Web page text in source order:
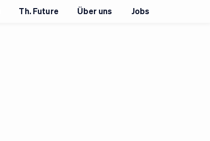
Th. Future Über uns Jobs